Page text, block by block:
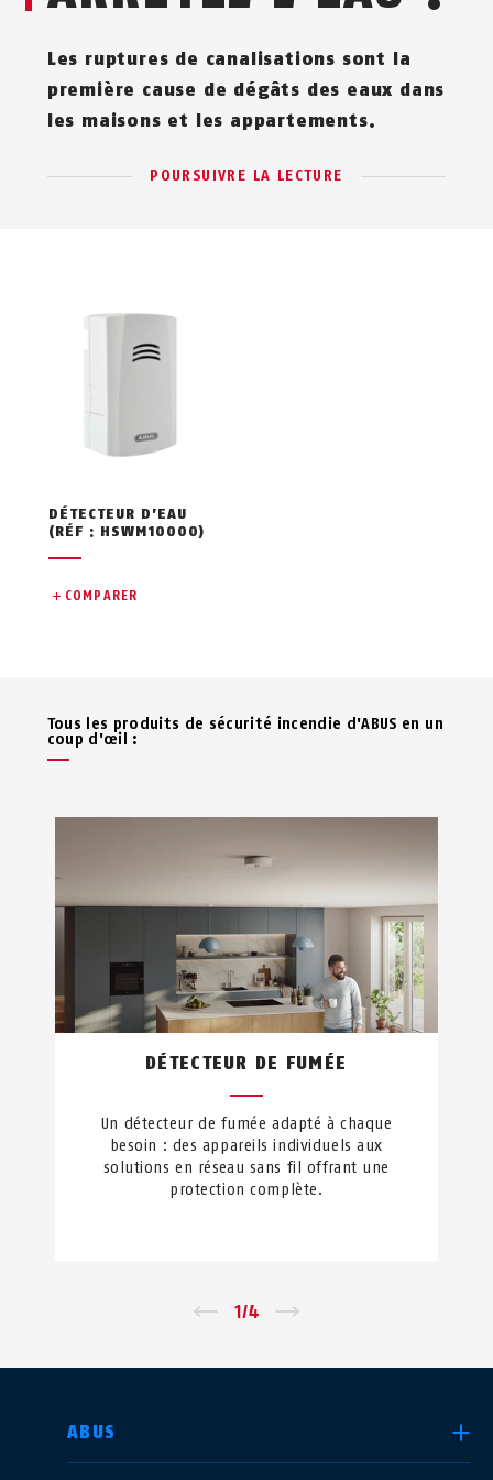
Les ruptures de canalisations sont la
première cause de dégâts des eaux dans
les maisons et les appartements.
POURSUIVRE LA LECTURE
DÉTECTEUR D’EAU
(RÉF : HSWM10000)
COMPARER
Tous les produits de sécurité incendie d'ABUS en un
coup d'œil :
DÉTECTEUR DE FUMÉE
Un détecteur de fumée adapté à chaque
besoin : des appareils individuels aux
solutions en réseau sans fil offrant une
protection complète.
1/4
ABUS
CHOISIR UN PAYS